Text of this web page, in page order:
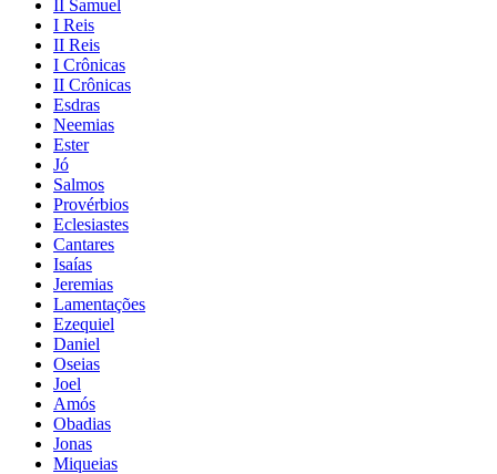
II Samuel
I Reis
II Reis
I Crônicas
II Crônicas
Esdras
Neemias
Ester
Jó
Salmos
Provérbios
Eclesiastes
Cantares
Isaías
Jeremias
Lamentações
Ezequiel
Daniel
Oseias
Joel
Amós
Obadias
Jonas
Miqueias